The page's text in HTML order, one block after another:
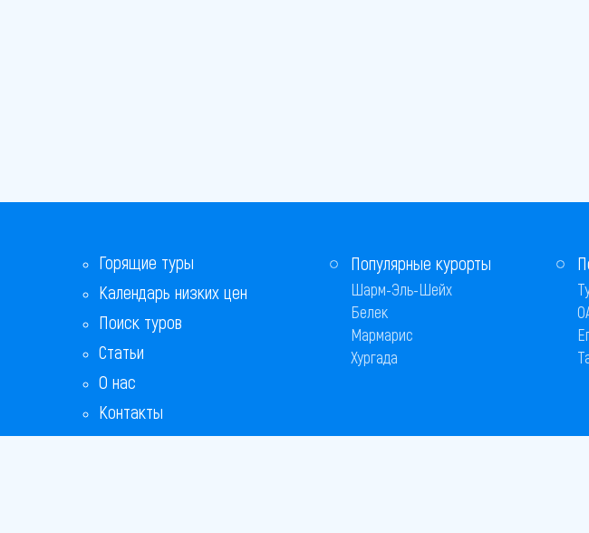
Горящие туры
Календарь низких цен
Поиск туров
Статьи
О нас
Контакты
Бонусная программа
Популярные курорты
Шарм-Эль-Шейх
Белек
Мармарис
Хургада